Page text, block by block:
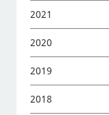
2021
2020
2019
2018